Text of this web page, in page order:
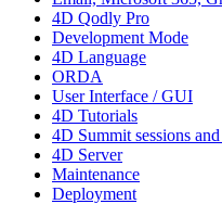
4D Qodly Pro
Development Mode
4D Language
ORDA
User Interface / GUI
4D Tutorials
4D Summit sessions
4D Server
Maintenance
Deployment